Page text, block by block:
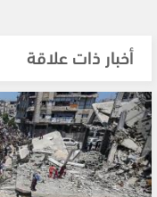
أخبار ذات علاقة